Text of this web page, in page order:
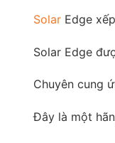
Solar Edge
Solar Edge
Chuyên cung
Đây là một